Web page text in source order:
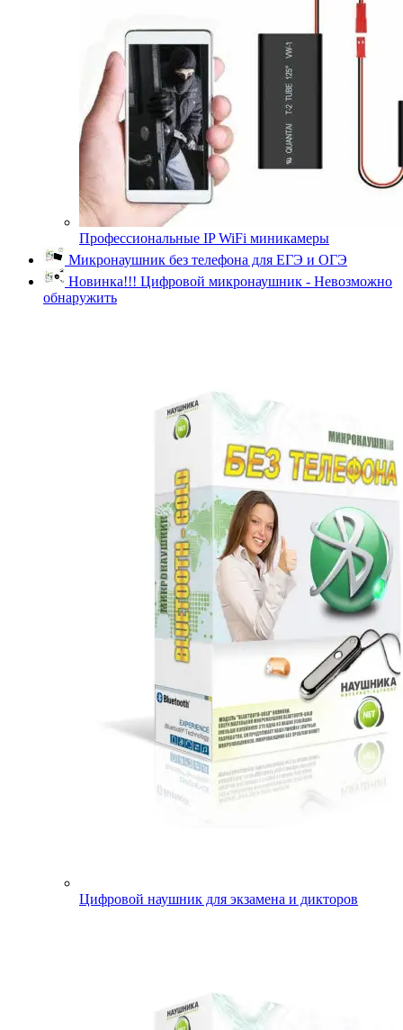
Профессиональные IP WiFi миникамеры
Микронаушник без телефона для ЕГЭ и ОГЭ
Новинка!!! Цифровой микронаушник - Невозможно
обнаружить
Цифровой наушник для экзамена и дикторов